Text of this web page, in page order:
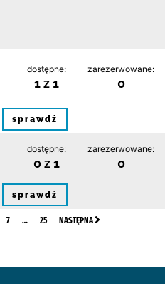
dostępne:
1 z 1
zarezerwowane:
0
sprawdź
dostępne:
0 z 1
zarezerwowane:
0
sprawdź
7 … 25 NASTĘPNA